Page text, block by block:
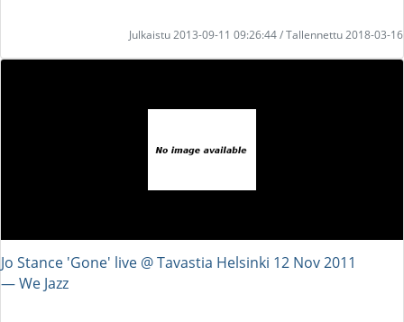
Julkaistu 2013-09-11 09:26:44 / Tallennettu 2018-03-16
Jo Stance 'Gone' live @ Tavastia Helsinki 12 Nov 2011
― We Jazz